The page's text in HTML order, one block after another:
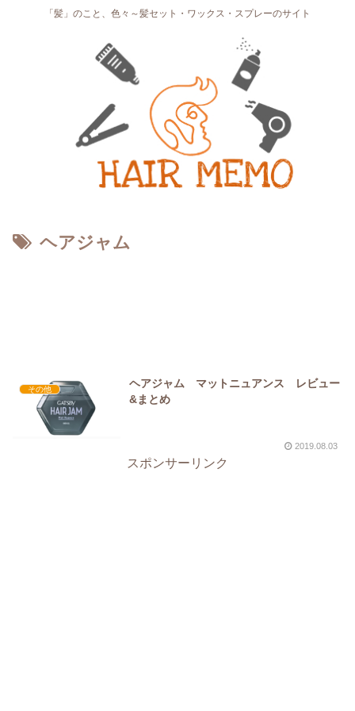
「髪」のこと、色々～髪セット・ワックス・スプレーのサイト
ヘアジャム
その他
ヘアジャム マットニュアンス レビュー
&まとめ
2019.08.03
スポンサーリンク